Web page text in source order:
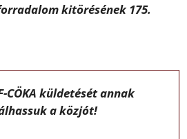
kitörésének 175.
küldetését annak
a közjót!